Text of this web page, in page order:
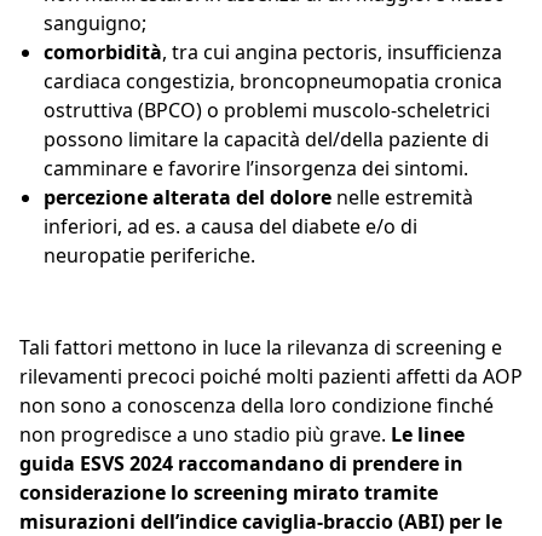
sanguigno;
comorbidità, tra cui angina pectoris, insufficienza
cardiaca congestizia, broncopneumopatia cronica
ostruttiva (BPCO) o problemi muscolo-scheletrici
possono limitare la capacità del/della paziente di
camminare e favorire l’insorgenza dei sintomi.
percezione alterata del dolore nelle estremità
inferiori, ad es. a causa del diabete e/o di
neuropatie periferiche.
Tali fattori mettono in luce la rilevanza di screening e
rilevamenti precoci poiché molti pazienti affetti da AOP
non sono a conoscenza della loro condizione finché
non progredisce a uno stadio più grave. Le linee
guida ESVS 2024 raccomandano di prendere in
considerazione lo screening mirato tramite
misurazioni dell’indice caviglia-braccio (ABI) per le